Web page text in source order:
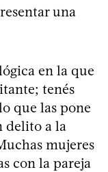
una
en la que
tenés
que las pone
delito a la
mujeres
con la pareja